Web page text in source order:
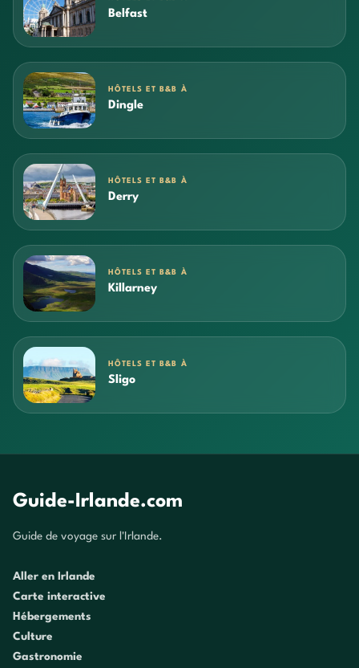
Belfast
HÔTELS ET B&B À
Dingle
HÔTELS ET B&B À
Derry
HÔTELS ET B&B À
Killarney
HÔTELS ET B&B À
Sligo
Guide-Irlande.com
Guide de voyage sur l'Irlande.
Aller en Irlande
Carte interactive
Hébergements
Culture
Gastronomie